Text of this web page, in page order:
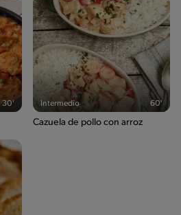
30' Intermedio 60'
Cazuela de pollo con arroz